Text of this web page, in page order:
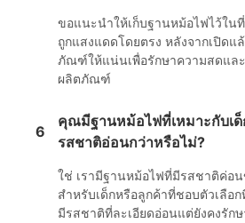
ขอแนะนำให้เก็บฐานหม้อไฟไว้ใน
ถูกแสงแดดโดยตรง หลังจากเปิดแ
ภัณฑ์ให้แน่นเพื่อรักษาความสดแล
ผลิตภัณฑ์
6
คุณมีฐานหม้อไฟที่เหมาะกับเ
รสชาติอ่อนกว่าหรือไม่?
ใช่ เรามีฐานหม้อไฟที่มีรสชาติค่อน
สำหรับเด็กหรือลูกค้าที่ชอบตัวเลือก
มีรสชาติที่ละเอียดอ่อนแต่ยังคงรัก